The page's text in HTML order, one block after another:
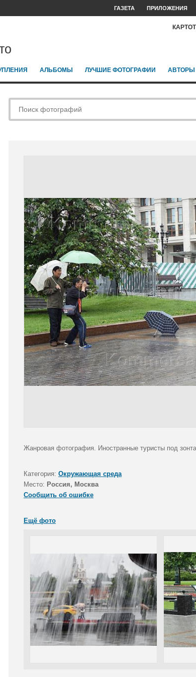
ГАЗЕТА ПРИЛОЖЕНИЯ
АЛЬБОМЫ ЛУЧШИЕ ФОТОГРАФИИ АВТОРЫ
Жанровая фотография. Иностранные туристы под
Категория: Окружающая среда
Место: Россия, Москва
Сообщить об ошибке
Ещё фото